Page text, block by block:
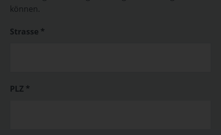
können.
Strasse *
PLZ *